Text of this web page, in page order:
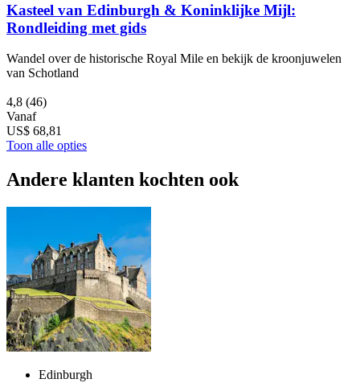
Kasteel van Edinburgh & Koninklijke Mijl:
Rondleiding met gids
Wandel over de historische Royal Mile en bekijk de kroonjuwelen
van Schotland
4,8 (46)
Vanaf
US$ 68,81
Toon alle opties
Andere klanten kochten ook
Edinburgh